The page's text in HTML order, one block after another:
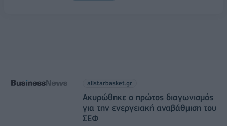
allstarbasket.gr
Ακυρώθηκε ο πρώτος διαγωνισμός
για την ενεργειακή αναβάθμιση του
ΣΕΦ